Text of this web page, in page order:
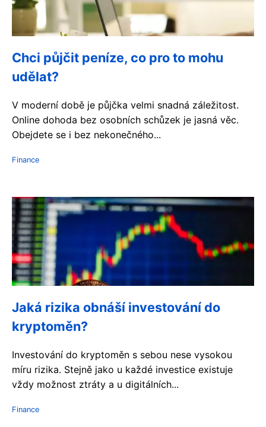
Chci půjčit peníze, co pro to mohu
udělat?
V moderní době je půjčka velmi snadná záležitost.
Online dohoda bez osobních schůzek je jasná věc.
Obejdete se i bez nekonečného...
Finance
Jaká rizika obnáší investování do
kryptoměn?
Investování do kryptoměn s sebou nese vysokou
míru rizika. Stejně jako u každé investice existuje
vždy možnost ztráty a u digitálních...
Finance